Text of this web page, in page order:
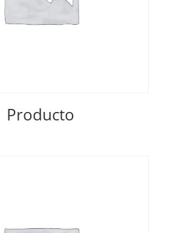
Producto